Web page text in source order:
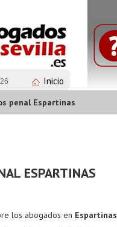
Inicio
penal Espartinas
ESPARTINAS
los abogados en Espartinas